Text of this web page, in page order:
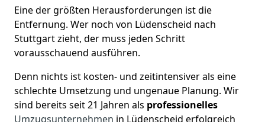
Eine der größten Herausforderungen ist die
Entfernung. Wer noch von Lüdenscheid nach
Stuttgart zieht, der muss jeden Schritt
vorausschauend ausführen.
Denn nichts ist kosten- und zeitintensiver als eine
schlechte Umsetzung und ungenaue Planung. Wir
sind bereits seit 21 Jahren als professionelles
Umzugsunternehmen in Lüdenscheid erfolgreich